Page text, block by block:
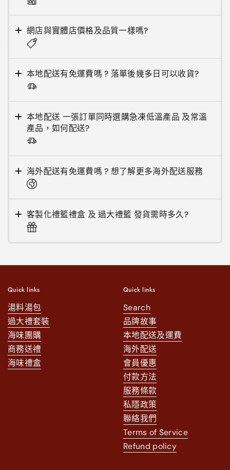
網店與實體店價格及品質一樣嗎?
本地配送有免運費嗎 ? 落單後幾多日可以收貨?
本地配送 一張訂單同時選購急凍低溫產品 及常溫
產品，如何配送?
海外配送有免運費嗎 ? 想了解更多海外配送服務
客製化禮籃禮盒 及 過大禮籃 發貨需時多久?
Quick links
湯料湯包
過大禮套裝
海味團購
商務送禮
海味禮盒
Quick links
Search
品牌故事
本地配送及運費
海外配送
會員優惠
付款方法
服務條款
私隱政策
聯絡我們
Terms of Service
Refund policy